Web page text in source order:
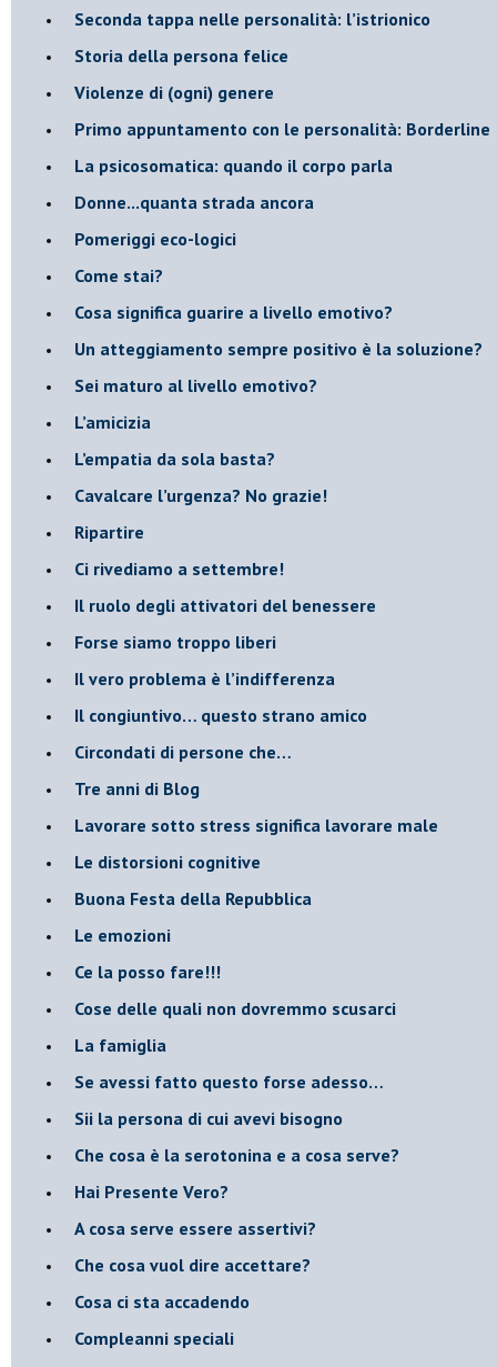
Seconda tappa nelle personalità: l’istrionico
​Storia della persona felice
Violenze di (ogni) genere
​Primo appuntamento con le personalità: Borderline
La psicosomatica: quando il corpo parla
Donne...quanta strada ancora
​Pomeriggi eco-logici
​Come stai?
Cosa significa guarire a livello emotivo?
​Un atteggiamento sempre positivo è la soluzione?
​Sei maturo al livello emotivo?
​L’amicizia
​L’empatia da sola basta?
​Cavalcare l’urgenza? No grazie!
Ripartire
​Ci rivediamo a settembre!
​Il ruolo degli attivatori del benessere
​Forse siamo troppo liberi
​Il vero problema è l’indifferenza
​Il congiuntivo… questo strano amico
​Circondati di persone che…
​Tre anni di Blog
​Lavorare sotto stress significa lavorare male
​Le distorsioni cognitive
​Buona Festa della Repubblica
Le emozioni
​Ce la posso fare!!!
​Cose delle quali non dovremmo scusarci
​La famiglia
​Se avessi fatto questo forse adesso…
​Sii la persona di cui avevi bisogno
Che cosa è la serotonina e a cosa serve?
​Hai Presente Vero?
A cosa serve essere assertivi?
​Che cosa vuol dire accettare?
​Cosa ci sta accadendo
​Compleanni speciali